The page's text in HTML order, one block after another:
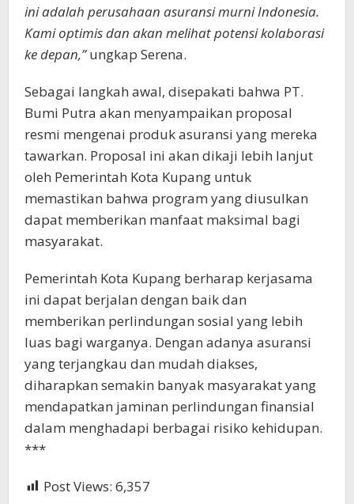
ini adalah perusahaan asuransi murni Indonesia.
Kami optimis dan akan melihat potensi kolaborasi
ke depan,”ungkap Serena.
Sebagai langkah awal, disepakati bahwa PT.
Bumi Putra akan menyampaikan proposal
resmi mengenai produk asuransi yang mereka
tawarkan. Proposal ini akan dikaji lebih lanjut
oleh Pemerintah Kota Kupang untuk
memastikan bahwa program yang diusulkan
dapat memberikan manfaat maksimal bagi
masyarakat.
Pemerintah Kota Kupang berharap kerjasama
ini dapat berjalan dengan baik dan
memberikan perlindungan sosial yang lebih
luas bagi warganya. Dengan adanya asuransi
yang terjangkau dan mudah diakses,
diharapkan semakin banyak masyarakat yang
mendapatkan jaminan perlindungan finansial
dalam menghadapi berbagai risiko kehidupan.
***
Post Views: 6,357